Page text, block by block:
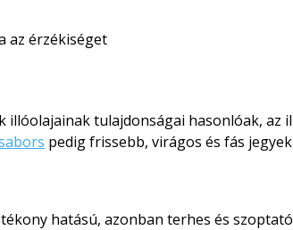
az érzékiséget
illóolajainak tulajdonságai hasonlóak, az
pedig frissebb, virágos és fás
hatású, azonban terhes és